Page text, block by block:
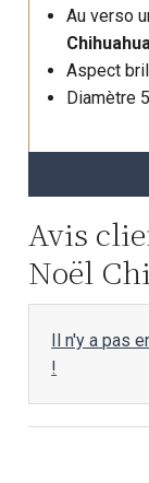
Au verso
Aspect
Diamètre
Avis
Noël
Il n'y a pas
!